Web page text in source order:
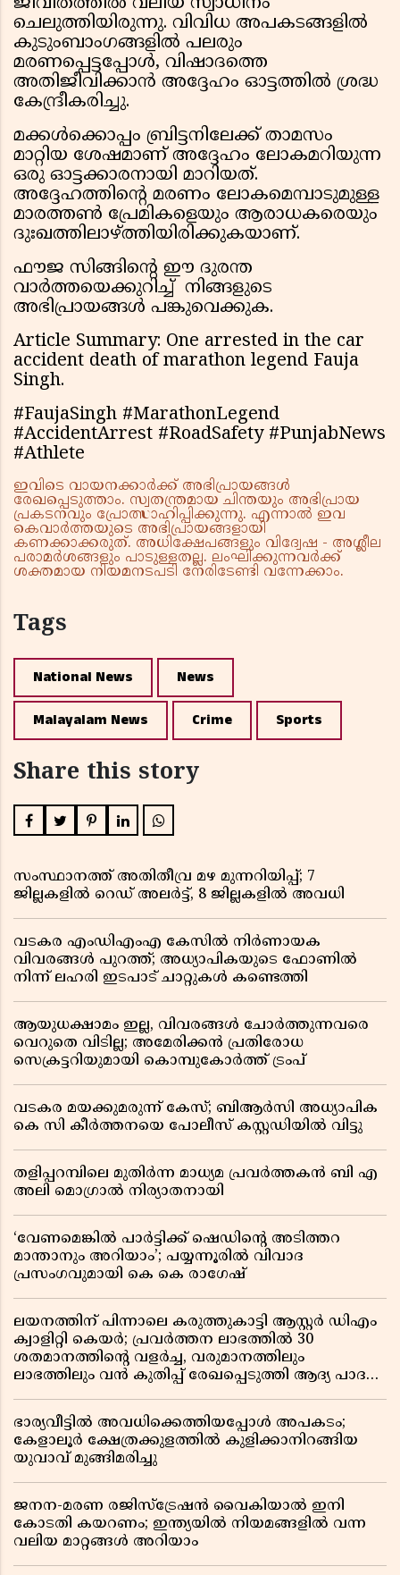
ചെലുത്തിയിരുന്നു. വിവിധ അപകടങ്ങളിൽ
കുടുംബാംഗങ്ങളിൽ പലരും
മരണപ്പെട്ടപ്പോൾ, വിഷാദത്തെ
അതിജീവിക്കാൻ അദ്ദേഹം ഓട്ടത്തിൽ ശ്രദ്ധ
കേന്ദ്രീകരിച്ചു.
മക്കൾക്കൊപ്പം ബ്രിട്ടനിലേക്ക് താമസം
മാറ്റിയ ശേഷമാണ് അദ്ദേഹം ലോകമറിയുന്ന
ഒരു ഓട്ടക്കാരനായി മാറിയത്.
അദ്ദേഹത്തിന്റെ മരണം ലോകമെമ്പാടുമുള്ള
മാരത്തൺ പ്രേമികളെയും ആരാധകരെയും
ദുഃഖത്തിലാഴ്ത്തിയിരിക്കുകയാണ്.
ഫൗജ സിങ്ങിന്റെ ഈ ദുരന്ത
വാർത്തയെക്കുറിച്ച് നിങ്ങളുടെ
അഭിപ്രായങ്ങൾ പങ്കുവെക്കുക.
Article Summary: One arrested in the car
accident death of marathon legend Fauja
Singh.
#FaujaSingh #MarathonLegend
#AccidentArrest #RoadSafety #PunjabNews
#Athlete
ഇവിടെ വായനക്കാർക്ക് അഭിപ്രായങ്ങൾ
രേഖപ്പെടുത്താം. സ്വതന്ത്രമായ ചിന്തയും അഭിപ്രായ
പ്രകടനവും പ്രോത്സാഹിപ്പിക്കുന്നു. എന്നാൽ ഇവ
കെവാർത്തയുടെ അഭിപ്രായങ്ങളായി
കണക്കാക്കരുത്. അധിക്ഷേപങ്ങളും വിദ്വേഷ - അശ്ലീല
പരാമർശങ്ങളും പാടുള്ളതല്ല. ലംഘിക്കുന്നവർക്ക്
ശക്തമായ നിയമനടപടി നേരിടേണ്ടി വന്നേക്കാം.
Tags
National News News
Malayalam News Crime Sports
Share this story
സംസ്ഥാനത്ത് അതിതീവ്ര മഴ മുന്നറിയിപ്പ്; 7
ജില്ലകളിൽ റെഡ് അലർട്ട്, 8 ജില്ലകളിൽ അവധി
വടകര എംഡിഎംഎ കേസിൽ നിർണായക
വിവരങ്ങൾ പുറത്ത്; അധ്യാപികയുടെ ഫോണിൽ
നിന്ന് ലഹരി ഇടപാട് ചാറ്റുകൾ കണ്ടെത്തി
ആയുധക്ഷാമം ഇല്ല, വിവരങ്ങൾ ചോർത്തുന്നവരെ
വെറുതെ വിടില്ല; അമേരിക്കൻ പ്രതിരോധ
സെക്രട്ടറിയുമായി കൊമ്പുകോർത്ത് ട്രംപ്
വടകര മയക്കുമരുന്ന് കേസ്; ബിആർസി അധ്യാപിക
കെ സി കീർത്തനയെ പോലീസ് കസ്റ്റഡിയിൽ വിട്ടു
തളിപ്പറമ്പിലെ മുതിർന്ന മാധ്യമ പ്രവർത്തകൻ ബി എ
അലി മൊഗ്രാൽ നിര്യാതനായി
‘വേണമെങ്കിൽ പാർട്ടിക്ക് ഷെഡിൻ്റെ അടിത്തറ
മാന്താനും അറിയാം’; പയ്യന്നൂരിൽ വിവാദ
പ്രസംഗവുമായി കെ കെ രാഗേഷ്
ലയനത്തിന് പിന്നാലെ കരുത്തുകാട്ടി ആസ്റ്റർ ഡിഎം
ക്വാളിറ്റി കെയർ; പ്രവർത്തന ലാഭത്തിൽ 30
ശതമാനത്തിൻ്റെ വളർച്ച, വരുമാനത്തിലും
ലാഭത്തിലും വൻ കുതിപ്പ് രേഖപ്പെടുത്തി ആദ്യ പാദ
ഭാര്യവീട്ടിൽ അവധിക്കെത്തിയപ്പോൾ അപകടം;
കേളാലൂർ ക്ഷേത്രക്കുളത്തിൽ കുളിക്കാനിറങ്ങിയ
യുവാവ് മുങ്ങിമരിച്ചു
ജനന-മരണ രജിസ്ട്രേഷൻ വൈകിയാൽ ഇനി
കോടതി കയറണം; ഇന്ത്യയിൽ നിയമങ്ങളിൽ വന്ന
വലിയ മാറ്റങ്ങൾ അറിയാം